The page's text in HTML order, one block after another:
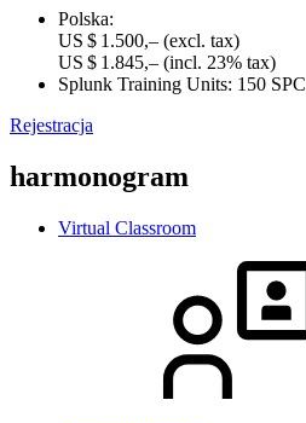
Polska:
US $ 1.500,– (excl. tax)
US $ 1.845,– (incl. 23% tax)
Splunk Training Units: 150 SPC
Rejestracja
harmonogram
Virtual Classroom